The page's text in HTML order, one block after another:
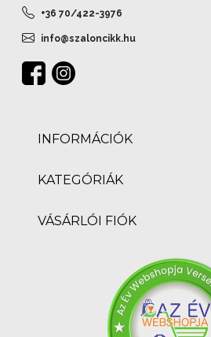
+36 70/422-3976
info@szaloncikk.hu
INFORMÁCIÓK
KATEGÓRIÁK
VÁSÁRLÓI FIÓK